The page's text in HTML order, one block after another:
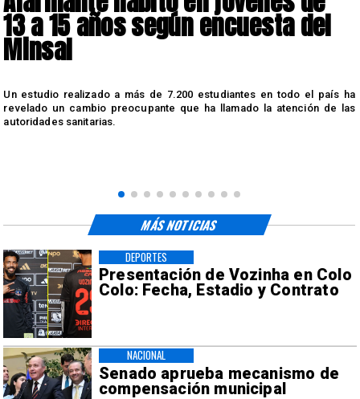
13 a 15 años según encuesta del
Minsal
Un estudio realizado a más de 7.200 estudiantes en todo el país ha
revelado un cambio preocupante que ha llamado la atención de las
autoridades sanitarias.
Presentación de Vozinha en Colo
Colo: Fecha, Estadio y Contrato
DEPORTES
Senado aprueba mecanismo de
compensación municipal
NACIONAL
MÁS NOTICIAS